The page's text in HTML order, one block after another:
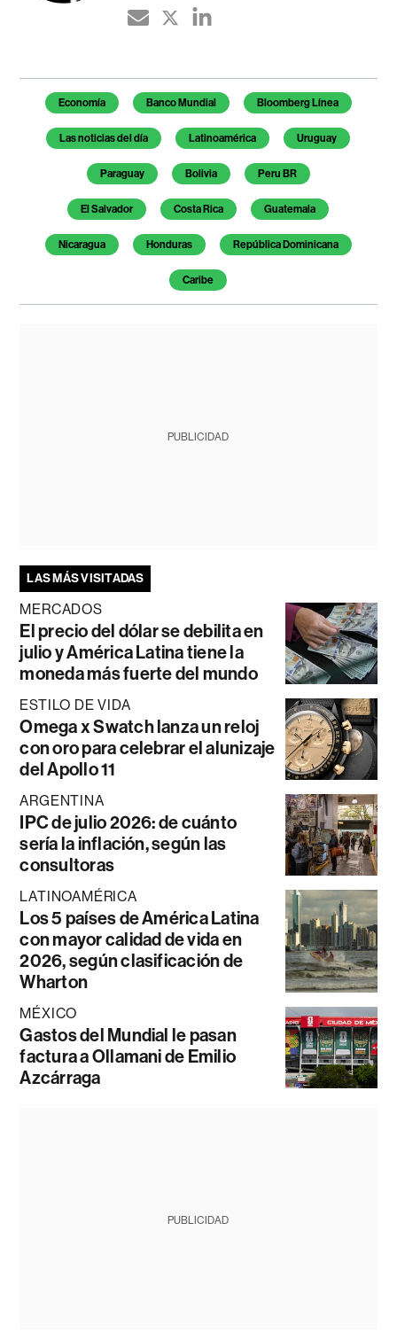
Temas de este artículo
Economía Banco Mundial Bloomberg Línea
Las noticias del día Latinoamérica Uruguay
Paraguay Bolivia Peru BR
El Salvador Costa Rica Guatemala
Nicaragua Honduras República Dominicana
Caribe
PUBLICIDAD
LAS MÁS VISITADAS
MERCADOS
El precio del dólar se debilita en
julio y América Latina tiene la
moneda más fuerte del mundo
ESTILO DE VIDA
Omega x Swatch lanza un reloj
con oro para celebrar el alunizaje
del Apollo 11
ARGENTINA
IPC de julio 2026: de cuánto
sería la inflación, según las
consultoras
LATINOAMÉRICA
Los 5 países de América Latina
con mayor calidad de vida en
2026, según clasificación de
Wharton
MÉXICO
Gastos del Mundial le pasan
factura a Ollamani de Emilio
Azcárraga
PUBLICIDAD